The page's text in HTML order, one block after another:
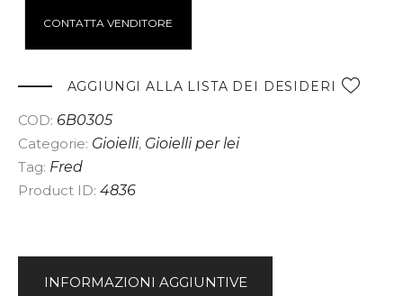
CONTATTA VENDITORE
t
e
a
AGGIUNGI ALLA LISTA DEI DESIDERI
COD: 6B0305
Categorie: Gioielli, Gioielli per lei
Tag: Fred
Product ID: 4836
INFORMAZIONI AGGIUNTIVE